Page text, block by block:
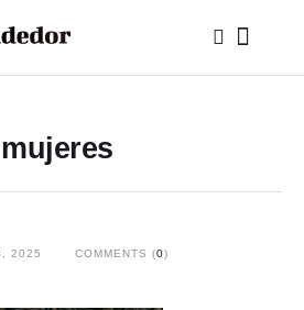
mujeres
2025 COMMENTS (0)